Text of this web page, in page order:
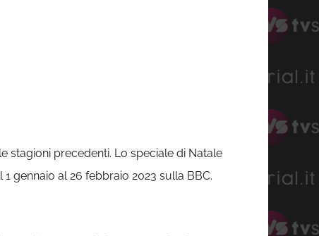
stagioni precedenti. Lo speciale di Natale
gennaio al 26 febbraio 2023 sulla BBC.